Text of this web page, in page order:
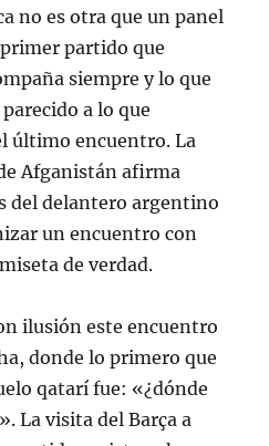
no es otra que un panel
partido que
siempre y lo que
a lo que
último encuentro. La
Afganistán afirma
del delantero argentino
un encuentro con
de verdad.
ilusión este encuentro
donde lo primero que
qatarí fue: «¿dónde
La visita del Barça a